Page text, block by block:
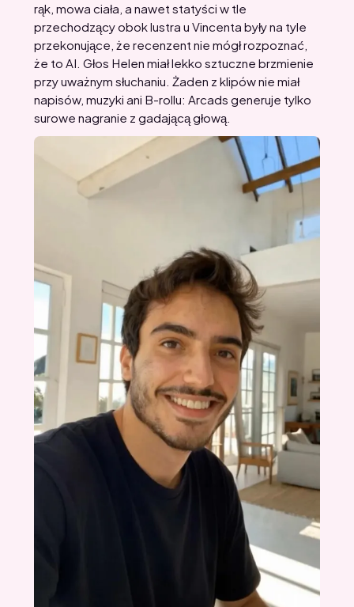
rąk, mowa ciała, a nawet statyści w tle
przechodzący obok lustra u Vincenta były na tyle
przekonujące, że recenzent nie mógł rozpoznać,
że to AI. Głos Helen miał lekko sztuczne brzmienie
przy uważnym słuchaniu. Żaden z klipów nie miał
napisów, muzyki ani B-rollu: Arcads generuje tylko
surowe nagranie z gadającą głową.